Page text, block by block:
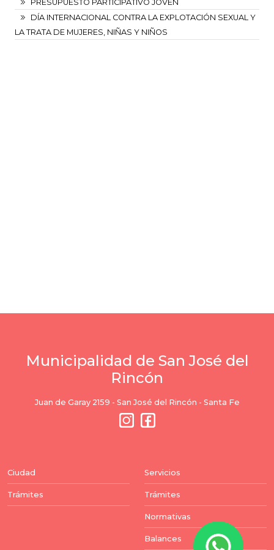
PRESUPUESTO PARTICIPATIVO JOVEN
DÍA INTERNACIONAL CONTRA LA EXPLOTACIÓN SEXUAL Y
LA TRATA DE MUJERES, NIÑAS Y NIÑOS
Municipalidad de San José del
Rincón
Juan de Garay 2159 - San José del Rincón - Santa Fe
Ciudad
Trámites
Servicios
Trámites
Normativas
Balances